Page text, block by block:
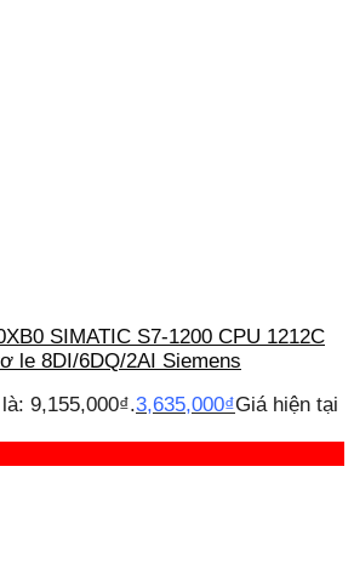
SIMATIC S7-1200 CPU 1212C
le 8DI/6DQ/2AI Siemens
9,155,000₫.3,635,000₫Giá hiện tại